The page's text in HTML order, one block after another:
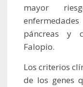
mayor
páncreas y
Falopio.
Los criterios
de los genes